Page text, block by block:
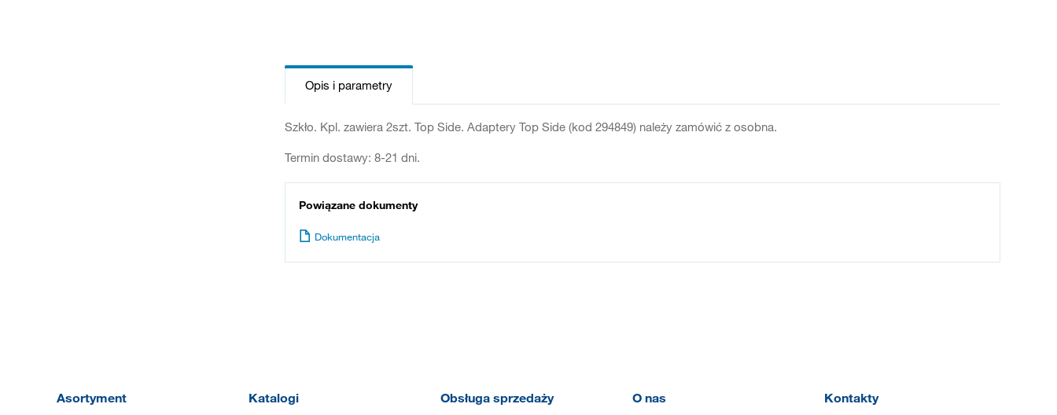
Opis i parametry
Szkło. Kpl. zawiera 2szt. Top Side. Adaptery Top Side (kod 294849) należy zamówić z osobna.
Termin dostawy: 8-21 dni.
Powiązane dokumenty
Dokumentacja
Asortyment Katalogi Obsługa sprzedaży O nas Kontakty